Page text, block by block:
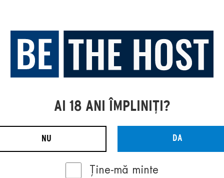
AI 18 ANI ÎMPLINIȚI?
NU DA
Ține-mă minte